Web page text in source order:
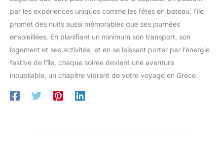
par les expériences uniques comme les fêtes en bateau, l’île
promet des nuits aussi mémorables que ses journées
ensoleillées. En planifiant un minimum son transport, son
logement et ses activités, et en se laissant porter par l’énergie
festive de l’île, chaque soirée devient une aventure
inoubliable, un chapitre vibrant de votre voyage en Grèce.